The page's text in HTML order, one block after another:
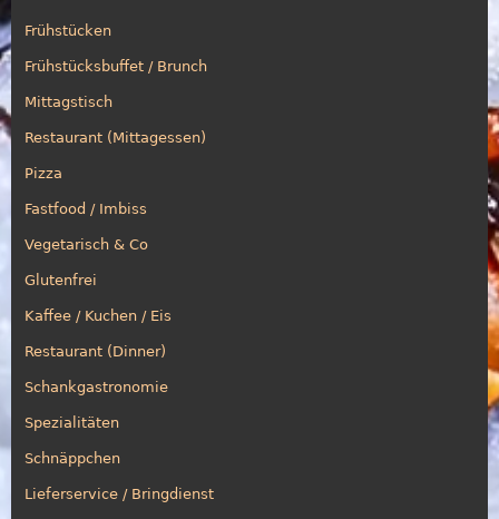
Frühstücken
Frühstücksbuffet / Brunch
Mittagstisch
Restaurant (Mittagessen)
Pizza
Fastfood / Imbiss
Vegetarisch & Co
Glutenfrei
Kaffee / Kuchen / Eis
Restaurant (Dinner)
Schankgastronomie
Spezialitäten
Schnäppchen
Lieferservice / Bringdienst